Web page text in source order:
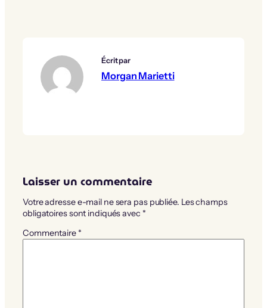
Écrit par
Morgan Marietti
Laisser un commentaire
Votre adresse e-mail ne sera pas publiée. Les champs
obligatoires sont indiqués avec *
Commentaire *